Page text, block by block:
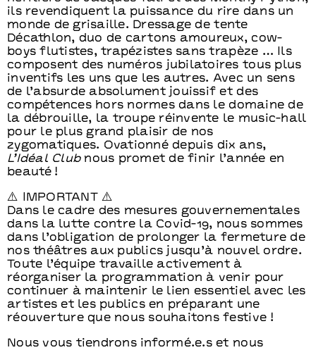
ils revendiquent la puissance du rire dans un
monde de grisaille. Dressage de tente
Décathlon, duo de cartons amoureux, cow-
boys flutistes, trapézistes sans trapèze … Ils
composent des numéros jubilatoires tous plus
inventifs les uns que les autres. Avec un sens
de l’absurde absolument jouissif et des
compétences hors normes dans le domaine de
la débrouille, la troupe réinvente le music-hall
pour le plus grand plaisir de nos
zygomatiques. Ovationné depuis dix ans,
L’Idéal Clubnous promet de finir l’année en
beauté !
⚠️ IMPORTANT ⚠️
Dans le cadre des mesures gouvernementales
dans la lutte contre la Covid-19, nous sommes
dans l’obligation de prolonger la fermeture de
nos théâtres aux publics jusqu’à nouvel ordre.
Toute l’équipe travaille activement à
réorganiser la programmation à venir pour
continuer à maintenir le lien essentiel avec les
artistes et les publics en préparant une
réouverture que nous souhaitons festive !
Nous vous tiendrons informé.e.s et nous